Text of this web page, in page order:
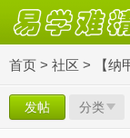
首页 > 社区 > 【
发帖 分类